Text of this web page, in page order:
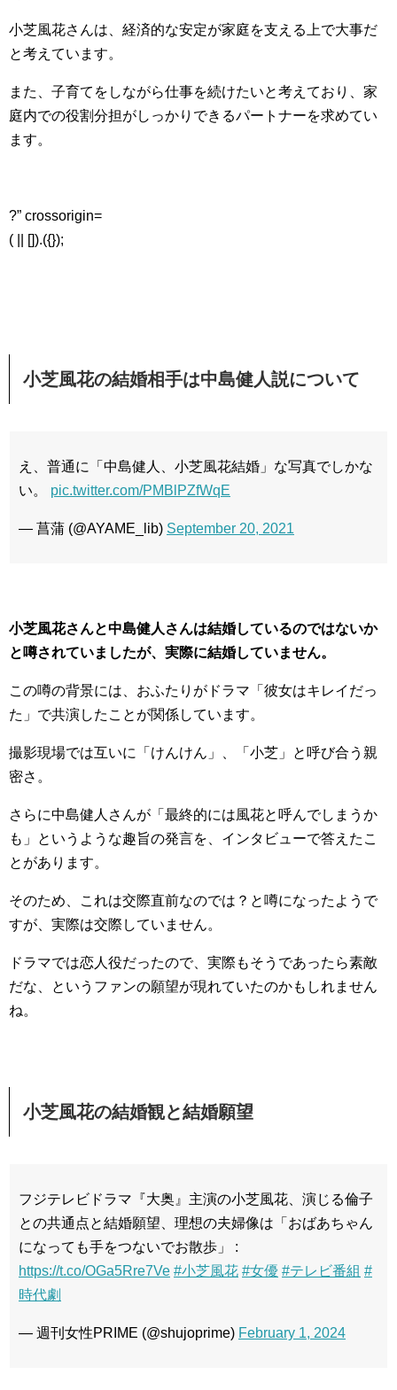
小芝風花さんは、経済的な安定が家庭を支える上で大事だ
と考えています。
また、子育てをしながら仕事を続けたいと考えており、家
庭内での役割分担がしっかりできるパートナーを求めてい
ます。
?” crossorigin=
( || []).({});
小芝風花の結婚相手は中島健人説について
え、普通に「中島健人、小芝風花結婚」な写真でしかな
い。 pic.twitter.com/PMBlPZfWqE
— 菖蒲 (@AYAME_lib) September 20, 2021
小芝風花さんと中島健人さんは結婚しているのではないか
と噂されていましたが、実際に結婚していません。
この噂の背景には、おふたりがドラマ「彼女はキレイだっ
た」で共演したことが関係しています。
撮影現場では互いに「けんけん」、「小芝」と呼び合う親
密さ。
さらに中島健人さんが「最終的には風花と呼んでしまうか
も」というような趣旨の発言を、インタビューで答えたこ
とがあります。
そのため、これは交際直前なのでは？と噂になったようで
すが、実際は交際していません。
ドラマでは恋人役だったので、実際もそうであったら素敵
だな、というファンの願望が現れていたのかもしれません
ね。
小芝風花の結婚観と結婚願望
フジテレビドラマ『大奥』主演の小芝風花、演じる倫子
との共通点と結婚願望、理想の夫婦像は「おばあちゃん
になっても手をつないでお散歩」 :
https://t.co/OGa5Rre7Ve #小芝風花 #女優 #テレビ番組 #
時代劇
— 週刊女性PRIME (@shujoprime) February 1, 2024